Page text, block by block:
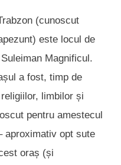
(cunoscut
este locul de
Magnificul.
a fost, timp de
limbilor și
pentru amestecul
aproximativ opt sute
oraș (și